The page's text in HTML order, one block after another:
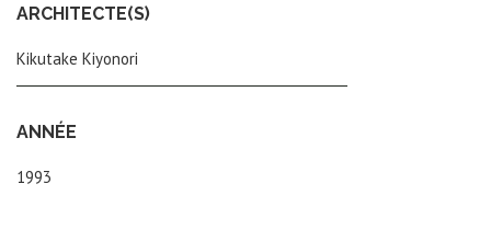
ARCHITECTE(S)
Kikutake Kiyonori
ANNÉE
1993